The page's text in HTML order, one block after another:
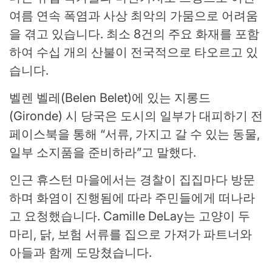
여름 연속 폭염과 사상 최악의 가뭄으로 어려움
을 겪고 있습니다. 최소 8건의 주요 화재를 포함
하여 수십 개의 산불이 전국적으로 타오르고 있
습니다.
벨렌 벨레(Belen Belet)에 있는 지롱드
(Gironde) 시 당국은 도시의 일부가 대피하기 전
페이스북을 통해 “서류, 가지고 갈 수 있는 동물,
일부 소지품을 준비하라”고 말했다.
인근 휴스턴 마을에서는 경찰이 집집마다 방문
하며 화염이 진행됨에 따라 주민들에게 떠나라
고 요청했습니다. Camille DeLay는 고양이 두
마리, 닭, 보험 서류를 집으로 가져가 파트너와
아들과 함께 도망쳤습니다.